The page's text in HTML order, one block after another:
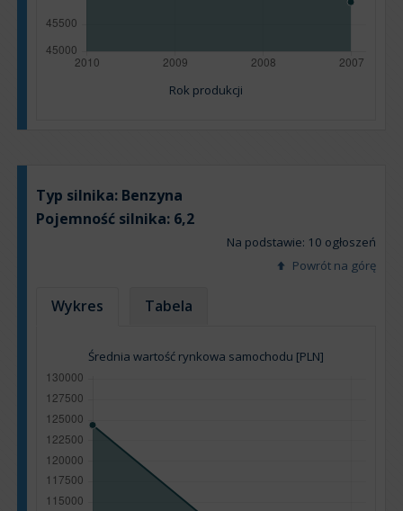
Rok produkcji
Typ silnika: Benzyna
Pojemność silnika: 6,2
Na podstawie: 10 ogłoszeń
Powrót na górę
Wykres Tabela
Średnia wartość rynkowa samochodu [PLN]